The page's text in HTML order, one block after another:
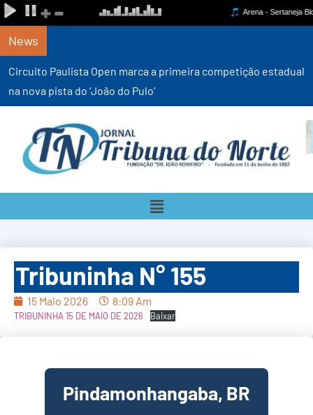
News
Circuito Paulista Open marca a primeira competição estadual
na nova pista do ‘João do Pulo’
Tribuninha N° 155
15 Maio 2026 8:09 Am
TRIBUNINHA 15 DE MAIO DE 2026 Baixar
Pindamonhangaba, BR